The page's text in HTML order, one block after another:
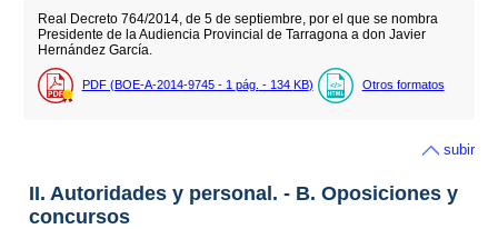
Real Decreto 764/2014, de 5 de septiembre, por el que se nombra
Presidente de la Audiencia Provincial de Tarragona a don Javier
Hernández García.
PDF (BOE-A-2014-9745 - 1 pág. - 134 KB) Otros formatos
subir
II. Autoridades y personal. - B. Oposiciones y
concursos